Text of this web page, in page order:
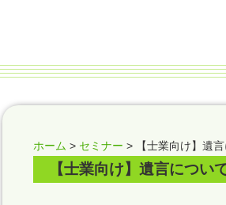
ホーム > セミナー > 【士業向け】遺
【士業向け】遺言につい